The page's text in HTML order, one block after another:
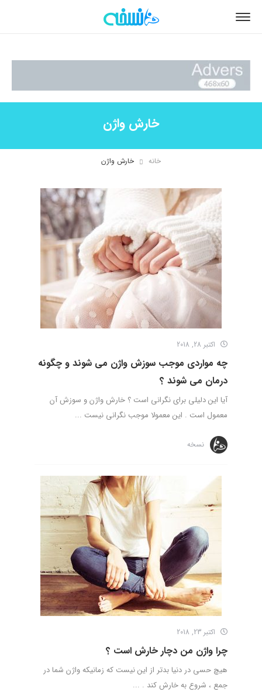
خارش واژن
خانه خارش واژن
اکتبر 28, 2018
چه مواردی موجب سوزش واژن می شوند و چگونه
درمان می شوند ؟
آیا این دلیلی برای نگرانی است ؟ خارش واژن و سوزش آن
معمول است . این معمولا موجب نگرانی نیست ...
نسخه
اکتبر 23, 2018
چرا واژن من دچار خارش است ؟
هیچ حسی در دنیا بدتر از این نیست که زمانیکه واژن شما در
جمع ، شروع به خارش کند . ...